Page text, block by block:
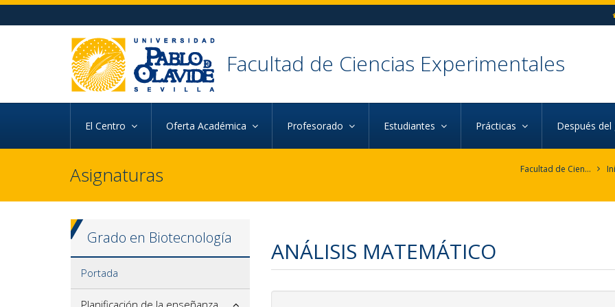
Ir al contenido principal de la página (alt + s)
Ir al pie de la página (alt + p)
Ir al menú principal (alt + u)
Facultad de Ciencias Experimentales
El Centro Oferta Académica Profesorado Estudiantes Prácticas Después del
Asignaturas Facultad de Ciencias Experimentales
Grado en Biotecnología
Portada
Planificación de la enseñanza
ANÁLISIS MATEMÁTICO